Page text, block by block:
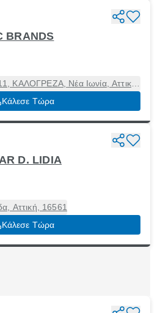
BRANDS
ΚΑΛΟΓΡΕΖΑ, Νέα Ιωνία, Αττική,
14235
Κάλεσε Τώρα
D. LIDIA
Αττική, 16561
Κάλεσε Τώρα